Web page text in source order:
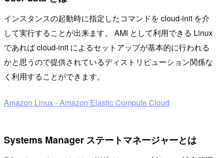
インスタンスの起動時に指定したコマンドを cloud-init を介
して実行することが出来ます。 AMI として利用できる Linux
であれば cloud-init によるセットアップが基本的に行われる
かと思うので提供されているディストリビューション関係な
く利用することができます。
Amazon Linux - Amazon Elastic Compute Cloud
Systems Manager ステートマネージャーとは